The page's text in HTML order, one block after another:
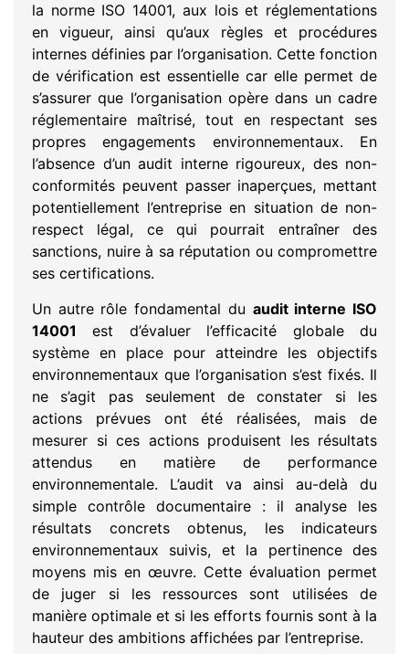
la norme ISO 14001, aux lois et réglementations
en vigueur, ainsi qu’aux règles et procédures
internes définies par l’organisation. Cette fonction
de vérification est essentielle car elle permet de
s’assurer que l’organisation opère dans un cadre
réglementaire maîtrisé, tout en respectant ses
propres engagements environnementaux. En
l’absence d’un audit interne rigoureux, des non-
conformités peuvent passer inaperçues, mettant
potentiellement l’entreprise en situation de non-
respect légal, ce qui pourrait entraîner des
sanctions, nuire à sa réputation ou compromettre
ses certifications.
Un autre rôle fondamental du audit interne ISO
14001 est d’évaluer l’efficacité globale du
système en place pour atteindre les objectifs
environnementaux que l’organisation s’est fixés. Il
ne s’agit pas seulement de constater si les
actions prévues ont été réalisées, mais de
mesurer si ces actions produisent les résultats
attendus en matière de performance
environnementale. L’audit va ainsi au-delà du
simple contrôle documentaire : il analyse les
résultats concrets obtenus, les indicateurs
environnementaux suivis, et la pertinence des
moyens mis en œuvre. Cette évaluation permet
de juger si les ressources sont utilisées de
manière optimale et si les efforts fournis sont à la
hauteur des ambitions affichées par l’entreprise.